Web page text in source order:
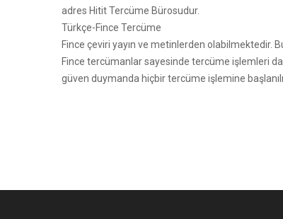
adres Hitit Tercüme Bürosudur.
Türkçe-Fince Tercüme
Fince çeviri yayın ve metinlerden olabilmektedir.
Fince tercümanlar sayesinde tercüme işlemleri
güven duymanda hiçbir tercüme işlemine